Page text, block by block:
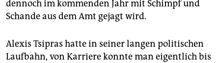
dennoch im kommenden Jahr mit Schimpf und
Schande aus dem Amt gejagt wird.
Alexis Tsipras hatte in seiner langen politischen
Laufbahn, von Karriere konnte man eigentlich bis